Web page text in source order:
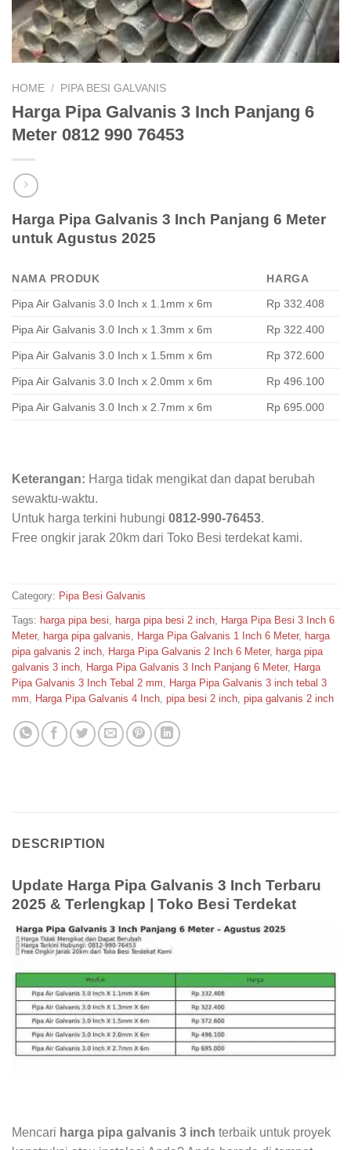
HOME / PIPA BESI GALVANIS
Harga Pipa Galvanis 3 Inch Panjang 6
Meter 0812 990 76453
Harga Pipa Galvanis 3 Inch Panjang 6 Meter
untuk Agustus 2025
NAMA PRODUK
HARGA
Pipa Air Galvanis 3.0 Inch x 1.1mm x 6m
Rp 332.408
Pipa Air Galvanis 3.0 Inch x 1.3mm x 6m Rp 322.400
Pipa Air Galvanis 3.0 Inch x 1.5mm x 6m Rp 372.600
Pipa Air Galvanis 3.0 Inch x 2.0mm x 6m Rp 496.100
Pipa Air Galvanis 3.0 Inch x 2.7mm x 6m Rp 695.000
Keterangan: Harga tidak mengikat dan dapat berubah
sewaktu-waktu.
Untuk harga terkini hubungi 0812-990-76453.
Free ongkir jarak 20km dari Toko Besi terdekat kami.
Category: Pipa Besi Galvanis
Tags: harga pipa besi, harga pipa besi 2 inch, Harga Pipa Besi 3 Inch 6
Meter, harga pipa galvanis, Harga Pipa Galvanis 1 Inch 6 Meter, harga
pipa galvanis 2 inch, Harga Pipa Galvanis 2 Inch 6 Meter, harga pipa
galvanis 3 inch, Harga Pipa Galvanis 3 Inch Panjang 6 Meter, Harga
Pipa Galvanis 3 Inch Tebal 2 mm, Harga Pipa Galvanis 3 inch tebal 3
mm, Harga Pipa Galvanis 4 Inch, pipa besi 2 inch, pipa galvanis 2 inch
DESCRIPTION
Update Harga Pipa Galvanis 3 Inch Terbaru
2025 & Terlengkap | Toko Besi Terdekat
Mencari harga pipa galvanis 3 inch terbaik untuk proyek